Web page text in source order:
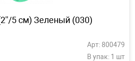
5 см) Зеленый (030)
Арт: 800479
В упак: 1 шт